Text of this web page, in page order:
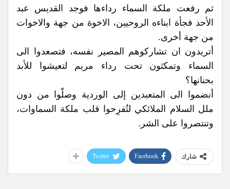
ثم رفعت ملكة السماء رداءها فوجد القديس عبد
الأحد فجأة ابناءه الروحيين، الاخوة من جهة والاخوات
من جهة أخرى.
أتريدون ان تشاركوهم المصير نفسه، فتصعدوا الى
السماء وتمكثون تحت رداء مريم لتعيشوا للأبد
بحنانها؟
أنضموا الى المتعبدين إلى الوردية وصلّوا من دون
ملل السلام الملائكي لتُفرِحوا قلب ملكة السماوات،
وتنتصروا على الشر.
شارك Facebook
Twitter